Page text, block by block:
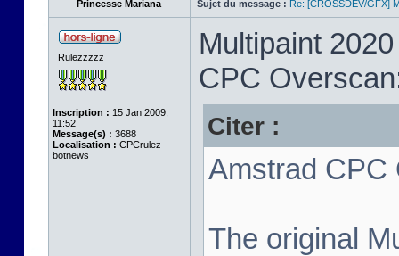
Princesse Mariana Sujet du message : Re: [CROSSDEV/GFX]
Rulezzzzz
Inscription : 15 Jan 2009,
11:52
Message(s) : 3688
Localisation : CPCrulez
botnews
Multipaint
CPC
Citer :
Amstrad CPC
The original